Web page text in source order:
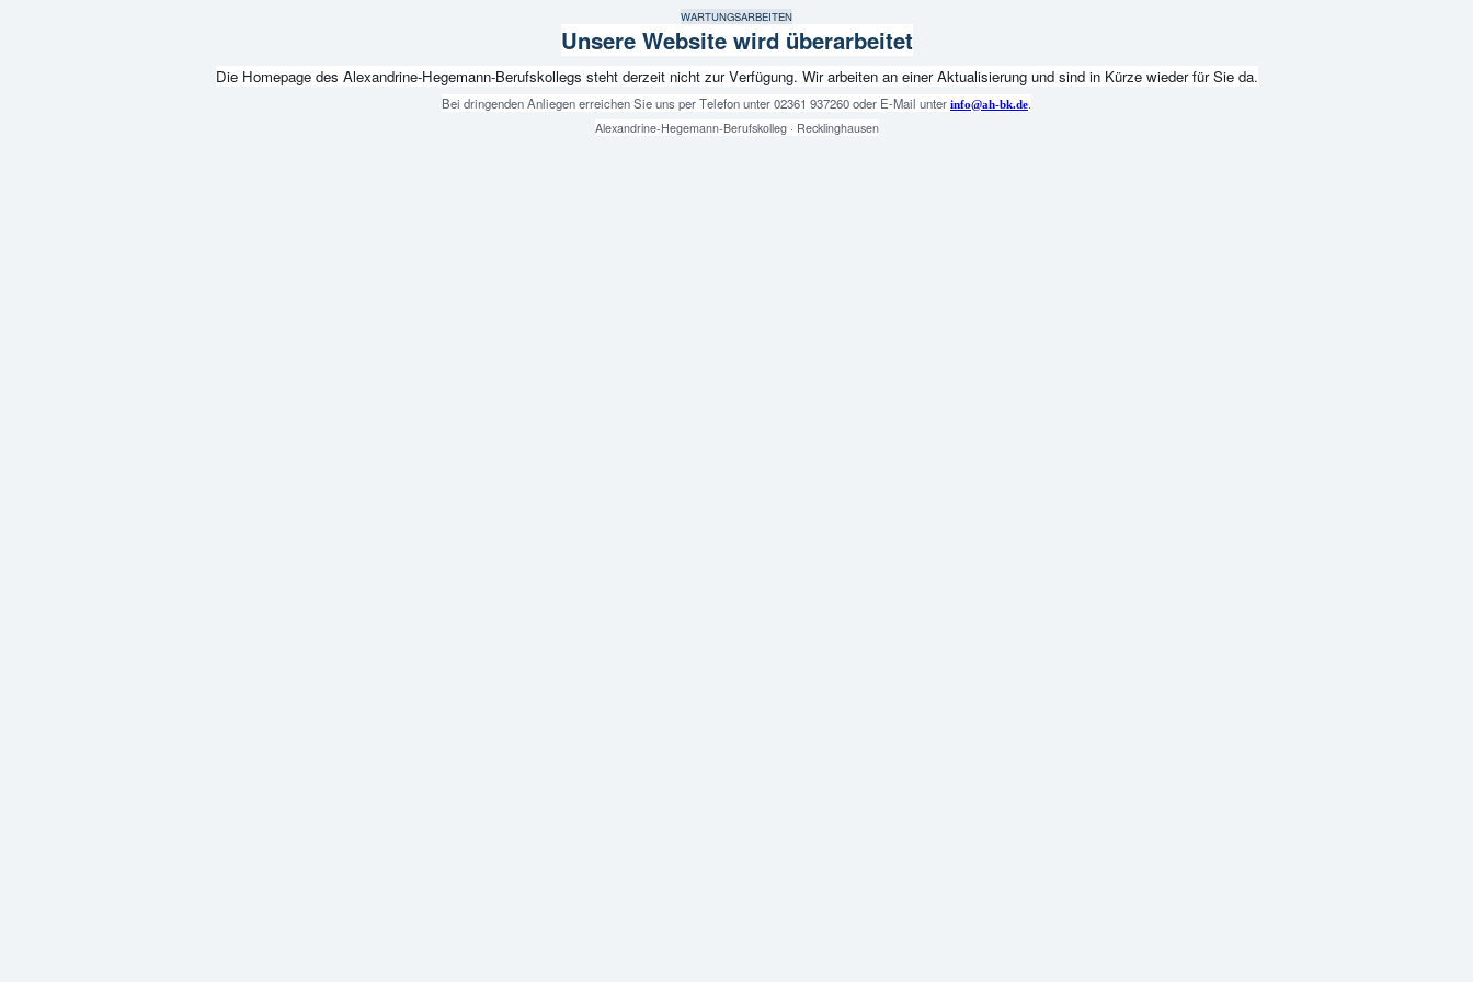
WARTUNGSARBEITEN
Unsere Website wird überarbeitet
Die Homepage des Alexandrine-Hegemann-Berufskollegs steht derzeit nicht zur Verfügung. Wir arbeiten an einer Aktualisierung und sind in Kürze wieder für Sie da.
Bei dringenden Anliegen erreichen Sie uns per Telefon unter 02361 937260 oder E-Mail unter info@ah-bk.de.
Alexandrine-Hegemann-Berufskolleg · Recklinghausen